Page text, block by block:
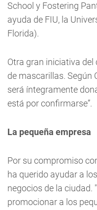
School y Fostering
ayuda de FIU, la
Florida).
Otra gran iniciativa
de mascarillas. Según
será íntegramente
está por confirmarse”.
La pequeña empresa
Por su compromiso
ha querido ayudar a
negocios de la ciudad.
promocionar a los